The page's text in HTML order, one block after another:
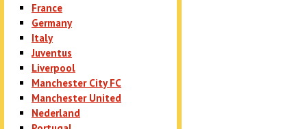
France
Germany
Italy
Juventus
Liverpool
Manchester City FC
Manchester United
Nederland